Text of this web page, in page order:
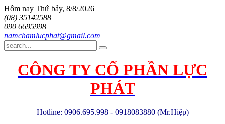
Hôm nay Thứ bảy, 8/8/2026
(08) 35142588
090 6695998
namchamlucphat@gmail.com
CÔNG TY CỔ PHẦN LỰC
PHÁT
Hotline: 0906.695.998 - 0918083880 (Mr.Hiệp)